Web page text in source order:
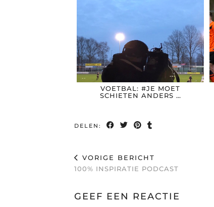
VOETBAL: #JE MOET
SCHIETEN ANDERS …
DELEN:
VORIGE BERICHT
100% INSPIRATIE PODCAST
GEEF EEN REACTIE